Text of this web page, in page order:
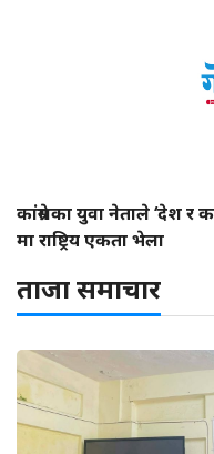
कांग्रेसका युवा नेताले ‘देश र
मा राष्ट्रिय एकता भेला
ताजा समाचार